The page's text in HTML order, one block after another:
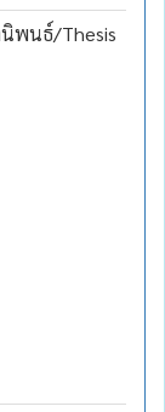
พนธ์/Thesis